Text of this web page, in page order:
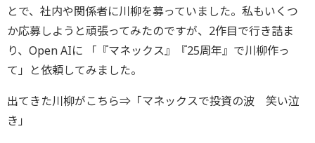
とで、社内や関係者に川柳を募っていました。私もいくつ
か応募しようと頑張ってみたのですが、2作目で行き詰ま
り、Open AIに 「『マネックス』『25周年』で川柳作っ
て」と依頼してみました。
出てきた川柳がこちら⇒「マネックスで投資の波 笑い泣
き」